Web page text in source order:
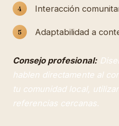
Interacción
Adaptabilidad a
Consejo profesional:
hablen directamente al
tu comunidad local,
referencias cercanas.